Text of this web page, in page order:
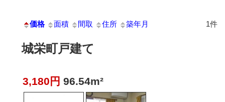
価格 面積 間取 住所 築年月 1件
城栄町戸建て
3,180円 96.54m²